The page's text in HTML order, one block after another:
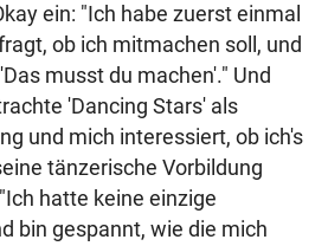
ein: "Ich habe zuerst einmal
ob ich mitmachen soll, und
musst du machen'." Und
'Dancing Stars' als
und mich interessiert, ob ich's
tänzerische Vorbildung
hatte keine einzige
bin gespannt, wie die mich